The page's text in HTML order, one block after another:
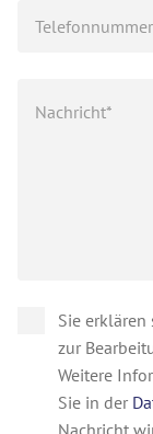
Sie erklären
zur
Weitere
Sie in der
Nachricht